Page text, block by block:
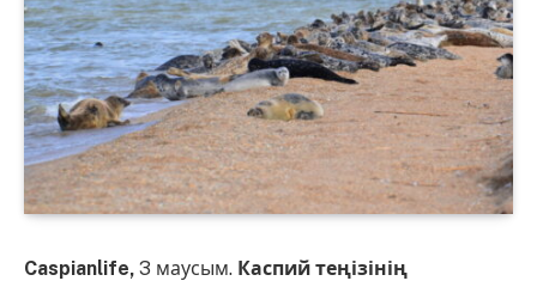
Caspianlife, 3 маусым. Каспий теңізінің